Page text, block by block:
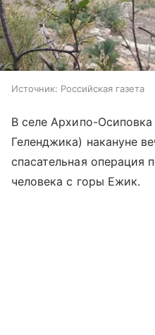
Источник: Российская газета
В селе Архипо-
Геленджика) накануне
спасательная операция
человека с горы Ежик.